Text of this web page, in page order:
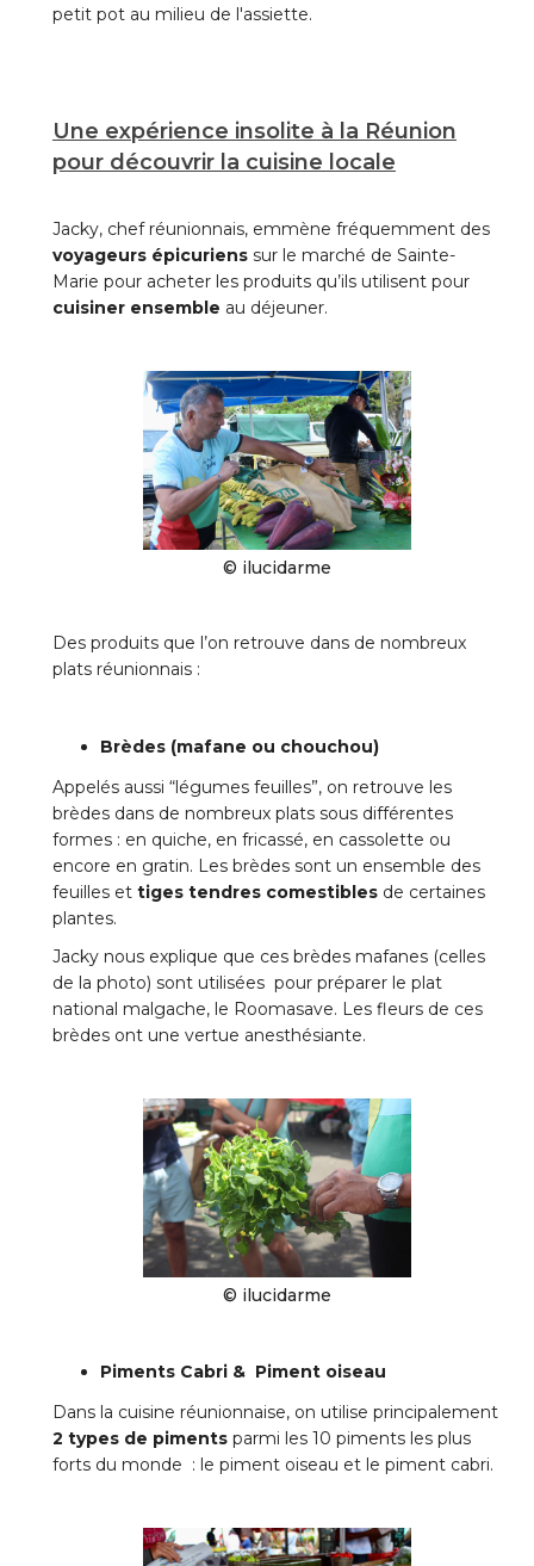
petit pot au milieu de l'assiette.
Une expérience insolite à la Réunion
pour découvrir la cuisine locale
Jacky, chef réunionnais, emmène fréquemment des
voyageurs épicuriens sur le marché de Sainte-
Marie pour acheter les produits qu’ils utilisent pour
cuisiner ensemble au déjeuner.
© ilucidarme
Des produits que l’on retrouve dans de nombreux
plats réunionnais :
Brèdes (mafane ou chouchou)
Appelés aussi “légumes feuilles”, on retrouve les
brèdes dans de nombreux plats sous différentes
formes : en quiche, en fricassé, en cassolette ou
encore en gratin. Les brèdes sont un ensemble des
feuilles et tiges tendres comestibles de certaines
plantes.
Jacky nous explique que ces brèdes mafanes (celles
de la photo) sont utilisées pour préparer le plat
national malgache, le Roomasave. Les fleurs de ces
brèdes ont une vertue anesthésiante.
© ilucidarme
Piments Cabri & Piment oiseau
Dans la cuisine réunionnaise, on utilise principalement
2 types de piments parmi les 10 piments les plus
forts du monde : le piment oiseau et le piment cabri.